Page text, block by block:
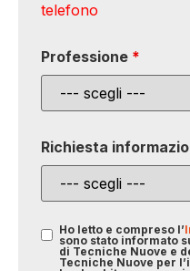
telefono
Professione *
Richiesta
Ho letto e compreso l’
sono stato informato
di Tecniche Nuove e
Tecniche Nuove per